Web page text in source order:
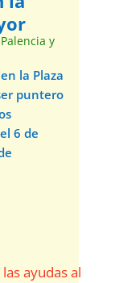
Palencia y
la Plaza
puntero
6 de